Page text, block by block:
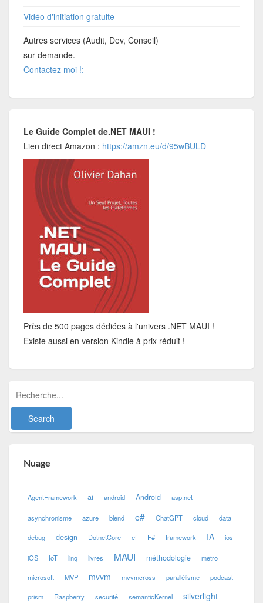
Vidéo d'initiation gratuite
Autres services (Audit, Dev, Conseil)
sur demande.
Contactez moi !:
Le Guide Complet de.NET MAUI !
Lien direct Amazon : https://amzn.eu/d/95wBULD
Près de 500 pages dédiées à l'univers .NET MAUI !
Existe aussi en version Kindle à prix réduit !
Nuage
AgentFramework ai android Android asp.net
asynchronisme azure blend c# ChatGPT cloud data
debug design DotnetCore ef F# framework IA ios
iOS IoT linq livres MAUI méthodologie metro
microsoft MVP mvvm mvvmcross parallélisme podcast
prism Raspberry securité semanticKernel silverlight